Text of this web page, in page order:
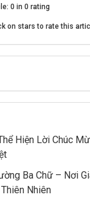
0 in 0 rating
on stars to rate this
Hiện Lời Chúc
Ba Chữ – Nơi
Nhiên